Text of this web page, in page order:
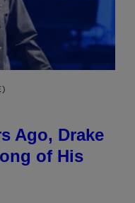
Ago, Drake
of His